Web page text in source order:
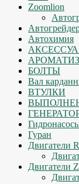
Zoomlion
Автохимия
БОЛТЫ
Вал
ВТУЛКИ
Гуран
Двигатели
Двигатели